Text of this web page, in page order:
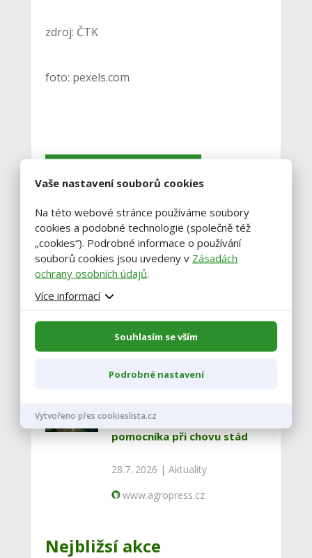
zdroj: ČTK
foto: pexels.com
Podobné články
Zemědělci na jihu Čech snižují
stavy skotu, kvůli suchu
nemají krmivo
30.7. 2026 |
Aktuality
www.agropress.cz
výstavou ukazuje psa jako
pomocníka při chovu stád
28.7. 2026 | Aktuality
www.agropress.cz
Nejbližsí akce
Vaše nastavení souborů cookies
Na této webové stránce používáme soubory
cookies a podobné technologie (společně též
„cookies“). Podrobné informace o používání
souborů cookies jsou uvedeny v Zásadách
ochrany osobních údajů.
Více informací
Souhlasím se vším
Podrobné nastavení
Vytvořeno přes cookieslista.cz